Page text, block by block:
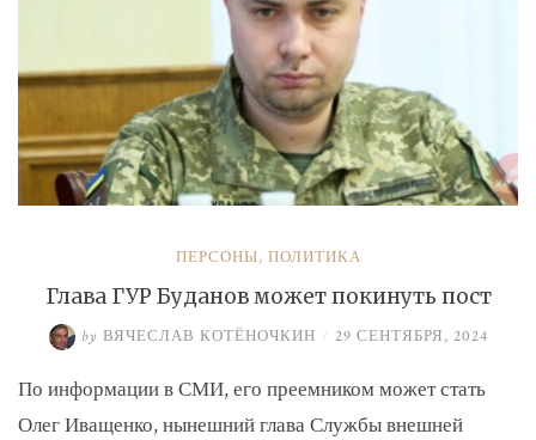
ПЕРСОНЫ, ПОЛИТИКА
Глава ГУР Буданов может покинуть пост
by ВЯЧЕСЛАВ КОТЁНОЧКИН / 29 СЕНТЯБРЯ, 2024
По информации в СМИ, его преемником может стать
Олег Иващенко, нынешний глава Службы внешней